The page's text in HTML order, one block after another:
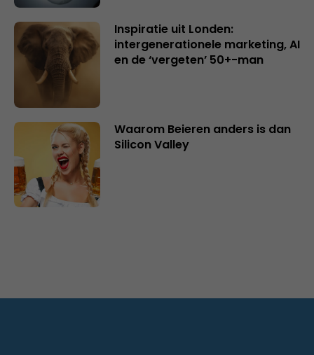
Inspiratie uit Londen:
intergenerationele marketing, AI
en de ‘vergeten’ 50+-man
Waarom Beieren anders is dan
Silicon Valley